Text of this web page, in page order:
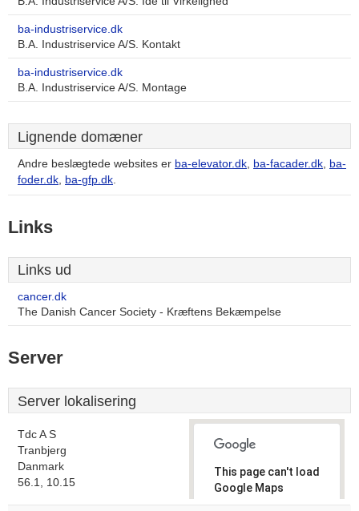
ba-industriservice.dk
B.A. Industriservice A/S. Kontakt
ba-industriservice.dk
B.A. Industriservice A/S. Montage
Lignende domæner
Andre beslægtede websites er ba-elevator.dk, ba-facader.dk, ba-
foder.dk, ba-gfp.dk.
Links
Links ud
cancer.dk
The Danish Cancer Society - Kræftens Bekæmpelse
Server
Server lokalisering
Tdc A S
Tranbjerg
Danmark
56.1, 10.15
This page can't load
Google Maps
correctly.